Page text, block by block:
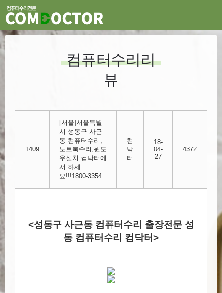
컴퓨터수리리
뷰
1409
[서울]서울특별
시 성동구 사근
동 컴퓨터수리,
노트북수리,윈도
우설치 컴닥터에
서 하세
요!!!1800-3354
컴
닥
터
18-
04-
27
4372
<성동구 사근동 컴퓨터수리 출장전문 성
동 컴퓨터수리 컴닥터>